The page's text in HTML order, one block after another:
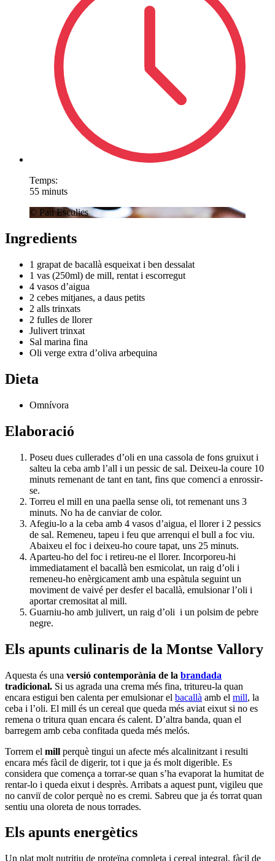
Temps:
55 minuts
© Pau Esculies
Ingredients
1 grapat de bacallà esqueixat i ben dessalat
1 vas (250ml) de mill, rentat i escorregut
4 vasos d’aigua
2 cebes mitjanes, a daus petits
2 alls trinxats
2 fulles de llorer
Julivert trinxat
Sal marina fina
Oli verge extra d’oliva arbequina
Dieta
Omnívora
Elaboració
Poseu dues cullerades d’oli en una cassola de fons gruixut i
salteu la ceba amb l’all i un pessic de sal. Deixeu-la coure 10
minuts remenant de tant en tant, fins que comenci a enrossir-
se.
Torreu el mill en una paella sense oli, tot remenant uns 3
minuts. No ha de canviar de color.
Afegiu-lo a la ceba amb 4 vasos d’aigua, el llorer i 2 pessics
de sal. Remeneu, tapeu i feu que arrenqui el bull a foc viu.
Abaixeu el foc i deixeu-ho coure tapat, uns 25 minuts.
Aparteu-ho del foc i retireu-ne el llorer. Incorporeu-hi
immediatament el bacallà ben esmicolat, un raig d’oli i
remeneu-ho enèrgicament amb una espàtula seguint un
moviment de vaivé per desfer el bacallà, emulsionar l’oli i
aportar cremositat al mill.
Guarniu-ho amb julivert, un raig d’oli i un polsim de pebre
negre.
Els apunts culinaris de la Montse Vallory
Aquesta és una versió contemporània de la brandada
tradicional. Si us agrada una crema més fina, tritureu-la quan
encara estigui ben calenta per emulsionar el bacallà amb el mill, la
ceba i l’oli. El mill és un cereal que queda més aviat eixut si no es
remena o tritura quan encara és calent. D’altra banda, quan el
barregem amb ceba confitada queda més melós.
Torrem el mill perquè tingui un afecte més alcalinitzant i resulti
encara més fàcil de digerir, tot i que ja és molt digerible. Es
considera que comença a torrar-se quan s’ha evaporat la humitat de
rentar-lo i queda eixut i desprès. Arribats a aquest punt, vigileu que
no canviï de color perquè no es cremi. Sabreu que ja és torrat quan
sentiu una oloreta de nous torrades.
Els apunts energètics
Un plat molt nutritiu de proteïna completa i cereal integral, fàcil de